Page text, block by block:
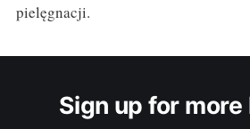
pielęgnacji.
Sign up for